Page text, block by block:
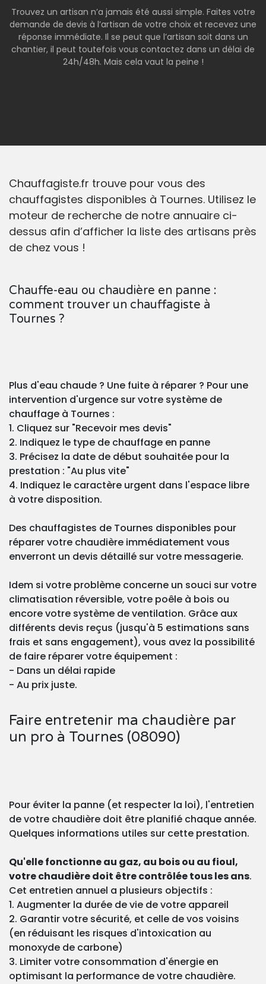
Trouvez un artisan n’a jamais été aussi simple. Faites votre
demande de devis à l’artisan de votre choix et recevez une
réponse immédiate. Il se peut que l’artisan soit dans un
chantier, il peut toutefois vous contactez dans un délai de
24h/48h. Mais cela vaut la peine !
Chauffagiste.fr trouve pour vous des
chauffagistes disponibles à Tournes. Utilisez le
moteur de recherche de notre annuaire ci-
dessus afin d’afficher la liste des artisans près
de chez vous !
Chauffe-eau ou chaudière en panne :
comment trouver un chauffagiste à
Tournes ?
Plus d'eau chaude ? Une fuite à réparer ? Pour une
intervention d'urgence sur votre système de
chauffage à Tournes :
1. Cliquez sur "Recevoir mes devis"
2. Indiquez le type de chauffage en panne
3. Précisez la date de début souhaitée pour la
prestation : "Au plus vite"
4. Indiquez le caractère urgent dans l'espace libre
à votre disposition.
Des chauffagistes de Tournes disponibles pour
réparer votre chaudière immédiatement vous
enverront un devis détaillé sur votre messagerie.
Idem si votre problème concerne un souci sur votre
climatisation réversible, votre poêle à bois ou
encore votre système de ventilation. Grâce aux
différents devis reçus (jusqu'à 5 estimations sans
frais et sans engagement), vous avez la possibilité
de faire réparer votre équipement :
- Dans un délai rapide
- Au prix juste.
Faire entretenir ma chaudière par
un pro à Tournes (08090)
Pour éviter la panne (et respecter la loi), l'entretien
de votre chaudière doit être planifié chaque année.
Quelques informations utiles sur cette prestation.
Qu'elle fonctionne au gaz, au bois ou au fioul,
votre chaudière doit être contrôlée tous les ans.
Cet entretien annuel a plusieurs objectifs :
1. Augmenter la durée de vie de votre appareil
2. Garantir votre sécurité, et celle de vos voisins
(en réduisant les risques d'intoxication au
monoxyde de carbone)
3. Limiter votre consommation d'énergie en
optimisant la performance de votre chaudière.